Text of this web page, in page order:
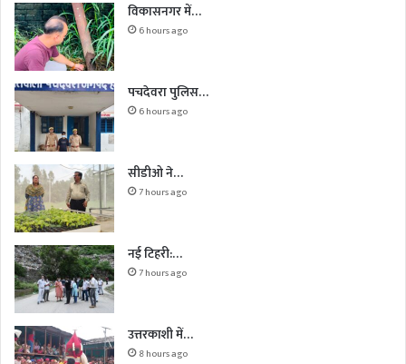
विकासनगर में…
6 hours ago
पचदेवरा पुलिस…
6 hours ago
सीडीओ ने…
7 hours ago
नई टिहरी:…
7 hours ago
उत्तरकाशी में…
8 hours ago